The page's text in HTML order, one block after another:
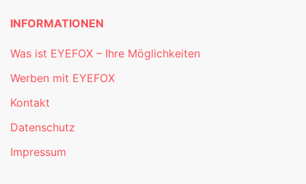
INFORMATIONEN
Was ist EYEFOX – Ihre Möglichkeiten
Werben mit EYEFOX
Kontakt
Datenschutz
Impressum